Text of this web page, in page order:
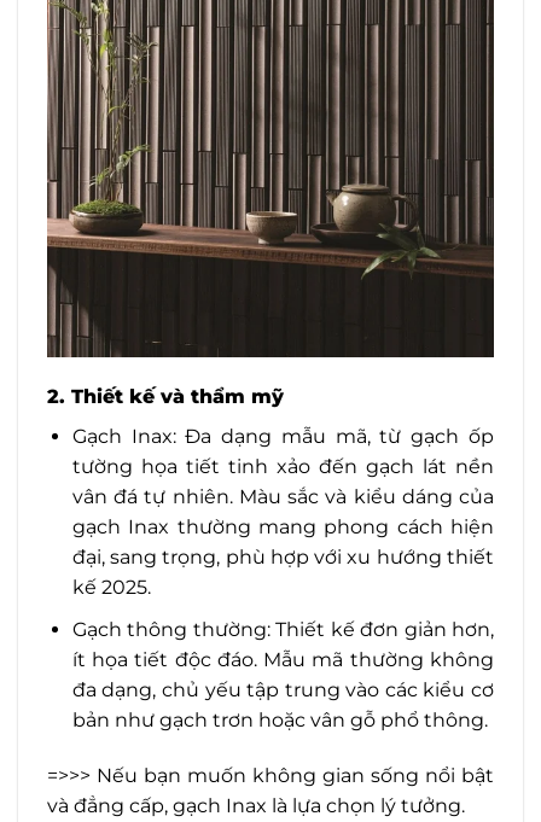
2. Thiết kế và thẩm mỹ
Gạch Inax: Đa dạng mẫu mã, từ gạch ốp
tường họa tiết tinh xảo đến gạch lát nền
vân đá tự nhiên. Màu sắc và kiểu dáng của
gạch Inax thường mang phong cách hiện
đại, sang trọng, phù hợp với xu hướng thiết
kế 2025.
Gạch thông thường: Thiết kế đơn giản hơn,
ít họa tiết độc đáo. Mẫu mã thường không
đa dạng, chủ yếu tập trung vào các kiểu cơ
bản như gạch trơn hoặc vân gỗ phổ thông.
=>>> Nếu bạn muốn không gian sống nổi bật
và đẳng cấp, gạch Inax là lựa chọn lý tưởng.